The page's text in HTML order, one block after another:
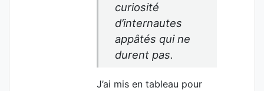
curiosité
d’internautes
appâtés qui ne
durent pas.
J’ai mis en tableau pour